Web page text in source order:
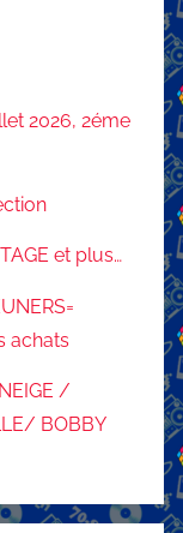
2026, 2éme
et plus…
achats
/
BOBBY